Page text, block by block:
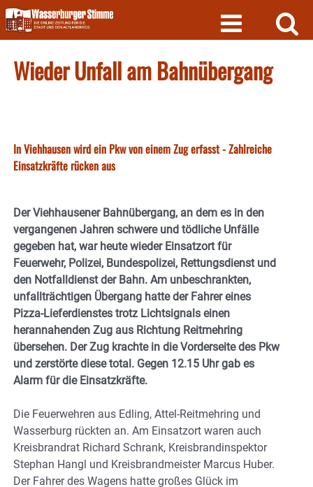
Skip
to
content
Wieder Unfall am Bahnübergang
In Viehhausen wird ein Pkw von einem Zug erfasst - Zahlreiche
Einsatzkräfte rücken aus
Der Viehhausener Bahnübergang, an dem es in den
vergangenen Jahren schwere und tödliche Unfälle
gegeben hat, war heute wieder Einsatzort für
Feuerwehr, Polizei, Bundespolizei, Rettungsdienst und
den Notfalldienst der Bahn. Am unbeschrankten,
unfallträchtigen Übergang hatte der Fahrer eines
Pizza-Lieferdienstes trotz Lichtsignals einen
herannahenden Zug aus Richtung Reitmehring
übersehen. Der Zug krachte in die Vorderseite des Pkw
und zerstörte diese total. Gegen 12.15 Uhr gab es
Alarm für die Einsatzkräfte.
Die Feuerwehren aus Edling, Attel-Reitmehring und
Wasserburg rückten an. Am Einsatzort waren auch
Kreisbrandrat Richard Schrank, Kreisbrandinspektor
Stephan Hangl und Kreisbrandmeister Marcus Huber.
Der Fahrer des Wagens hatte großes Glück im